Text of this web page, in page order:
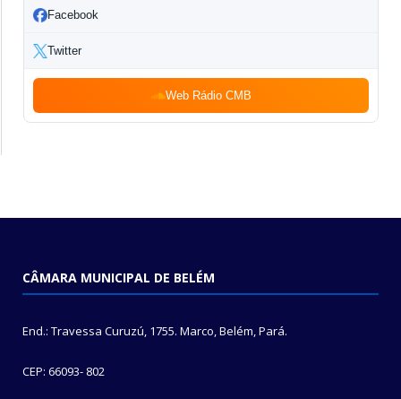
Facebook
Twitter
Web Rádio CMB
CÂMARA MUNICIPAL DE BELÉM
End.: Travessa Curuzú, 1755. Marco, Belém, Pará.
CEP: 66093- 802